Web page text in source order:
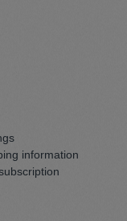
information